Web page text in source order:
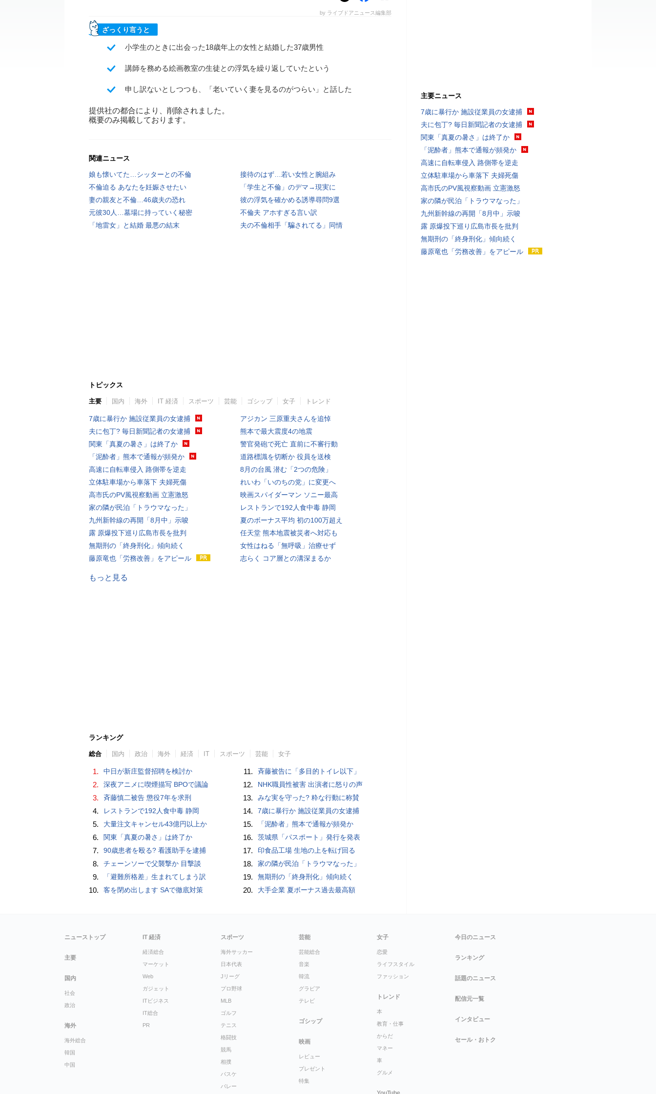
by ライブドアニュース編集部
ざっくり言うと
小学生のときに出会った18歳年上の女性と結婚した37歳男性
講師を務める絵画教室の生徒との浮気を繰り返していたという
申し訳ないとしつつも、「老いていく妻を見るのがつらい」と話した
提供社の都合により、削除されました。
概要のみ掲載しております。
関連ニュース
娘も懐いてた…シッターとの不倫
接待のはず…若い女性と腕組み
不倫迫る あなたを妊娠させたい
「学生と不倫」のデマ→現実に
妻の親友と不倫…46歳夫の恐れ
彼の浮気を確かめる誘導尋問9選
元彼30人…墓場に持っていく秘密
不倫夫 アホすぎる言い訳
「地雷女」と結婚 最悪の結末
夫の不倫相手「騙されてる」同情
トピックス
主要 国内 海外 IT 経済 スポーツ 芸能 ゴシップ 女子 トレンド
7歳に暴行か 施設従業員の女逮捕
夫に包丁? 毎日新聞記者の女逮捕
関東「真夏の暑さ」は終了か
「泥酔者」熊本で通報が頻発か
高速に自転車侵入 路側帯を逆走
立体駐車場から車落下 夫婦死傷
高市氏のPV風視察動画 立憲激怒
家の隣が民泊「トラウマなった」
九州新幹線の再開「8月中」示唆
露 原爆投下巡り広島市長を批判
無期刑の「終身刑化」傾向続く
藤原竜也「労務改善」をアピール
アジカン 三原重夫さんを追悼
熊本で最大震度4の地震
警官発砲で死亡 直前に不審行動
道路標識を切断か 役員を送検
8月の台風 潜む「2つの危険」
れいわ「いのちの党」に変更へ
映画スパイダーマン ソニー最高
レストランで192人食中毒 静岡
夏のボーナス平均 初の100万超え
任天堂 熊本地震被災者へ対応も
女性はねる「無呼吸」治療せず
志らく コア層との溝深まるか
もっと見る
ランキング
総合 国内 政治 海外 経済 IT スポーツ 芸能 女子
1. 中日が新庄監督招聘を検討か
2. 深夜アニメに喫煙描写 BPOで議論
3. 斉藤慎二被告 懲役7年を求刑
4. レストランで192人食中毒 静岡
5. 大量注文キャンセル43億円以上か
6. 関東「真夏の暑さ」は終了か
7. 90歳患者を殴る? 看護助手を逮捕
8. チェーンソーで父襲撃か 目撃談
9. 「避難所格差」生まれてしまう訳
10. 客を閉め出します SAで徹底対策
11. 斉藤被告に「多目的トイレ以下」
12. NHK職員性被害 出演者に怒りの声
13. みな実を守った? 粋な行動に称賛
14. 7歳に暴行か 施設従業員の女逮捕
15. 「泥酔者」熊本で通報が頻発か
16. 茨城県「パスポート」発行を発表
17. 印食品工場 生地の上を転げ回る
18. 家の隣が民泊「トラウマなった」
19. 無期刑の「終身刑化」傾向続く
20. 大手企業 夏ボーナス過去最高額
主要ニュース
7歳に暴行か 施設従業員の女逮捕
夫に包丁? 毎日新聞記者の女逮捕
関東「真夏の暑さ」は終了か
「泥酔者」熊本で通報が頻発か
高速に自転車侵入 路側帯を逆走
立体駐車場から車落下 夫婦死傷
高市氏のPV風視察動画 立憲激怒
家の隣が民泊「トラウマなった」
九州新幹線の再開「8月中」示唆
露 原爆投下巡り広島市長を批判
無期刑の「終身刑化」傾向続く
藤原竜也「労務改善」をアピール
ニューストップ
主要
国内
社会
政治
海外
海外総合
韓国
中国
IT 経済
経済総合
マーケット
Web
ガジェット
ITビジネス
IT総合
PR
スポーツ
海外サッカー
日本代表
Jリーグ
プロ野球
MLB
ゴルフ
テニス
格闘技
競馬
相撲
バスケ
バレー
芸能
芸能総合
音楽
韓流
グラビア
テレビ
ゴシップ
映画
レビュー
プレゼント
特集
女子
恋愛
ライフスタイル
ファッション
トレンド
本
教育・仕事
からだ
マネー
車
グルメ
今日のニュース
ランキング
話題のニュース
配信元一覧
インタビュー
セール・おトク